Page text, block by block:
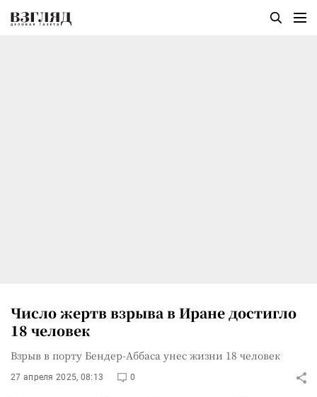
Число жертв взрыва в Иране достигло
18 человек
Взрыв в порту Бендер-Аббаса унес жизни 18 человек
27 апреля 2025, 08:13 0